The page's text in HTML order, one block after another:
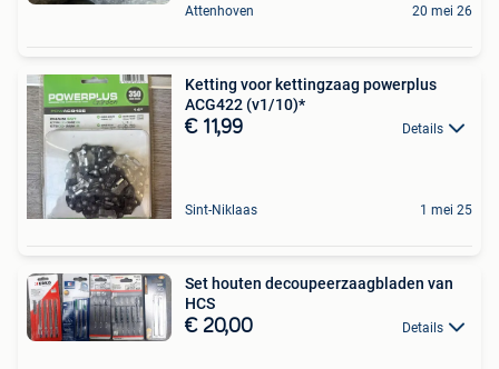
Attenhoven 20 mei 26
Ketting voor kettingzaag powerplus
ACG422 (v1/10)*
€ 11,99 Details
Sint-Niklaas 1 mei 25
Set houten decoupeerzaagbladen van
HCS
€ 20,00 Details